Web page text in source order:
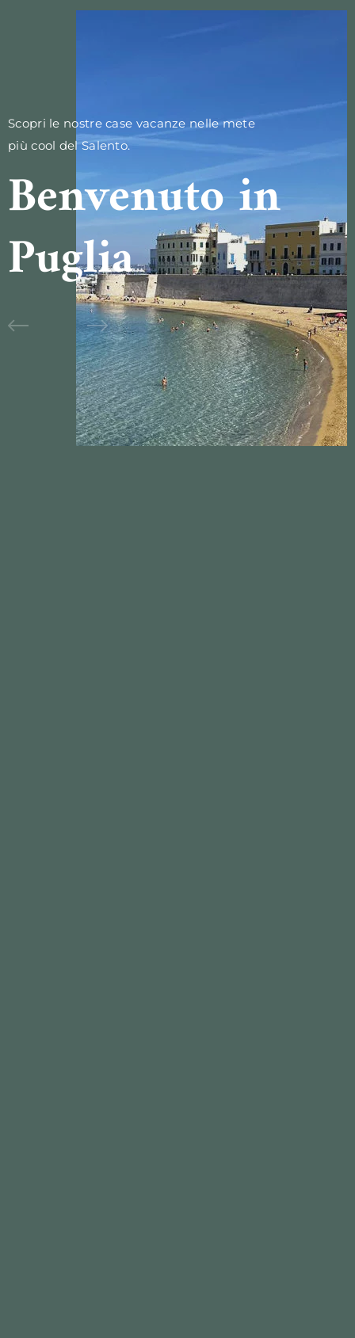
Scopri le nostre case vacanze nelle mete
più cool del Salento.
Benvenuto in
Puglia